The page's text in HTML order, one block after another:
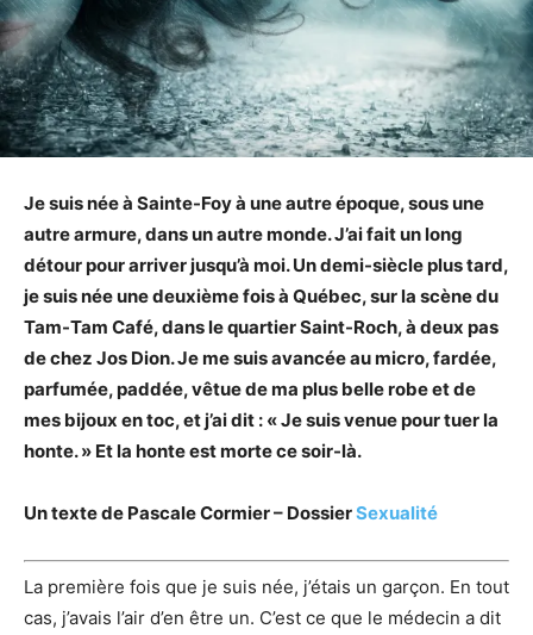
Je suis née à Sainte-Foy à une autre époque, sous une
autre armure, dans un autre monde. J’ai fait un long
détour pour arriver jusqu’à moi. Un demi-siècle plus tard,
je suis née une deuxième fois à Québec, sur la scène du
Tam-Tam Café, dans le quartier Saint-Roch, à deux pas
de chez Jos Dion. Je me suis avancée au micro, fardée,
parfumée, paddée, vêtue de ma plus belle robe et de
mes bijoux en toc, et j’ai dit : « Je suis venue pour tuer la
honte. » Et la honte est morte ce soir-là.
Un texte de Pascale Cormier – DossierSexualité
La première fois que je suis née, j’étais un garçon. En tout
cas, j’avais l’air d’en être un. C’est ce que le médecin a dit